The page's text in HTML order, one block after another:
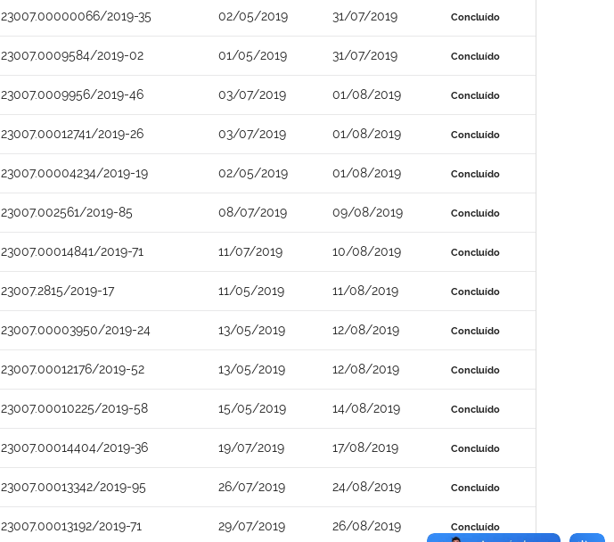
23007.00000066/2019-35 02/05/2019 31/07/2019 Concluído
23007.0009584/2019-02 01/05/2019 31/07/2019 Concluído
23007.0009956/2019-46 03/07/2019 01/08/2019 Concluído
23007.00012741/2019-26 03/07/2019 01/08/2019 Concluído
23007.00004234/2019-19 02/05/2019 01/08/2019 Concluído
23007.002561/2019-85 08/07/2019 09/08/2019 Concluído
23007.00014841/2019-71 11/07/2019 10/08/2019 Concluído
23007.2815/2019-17 11/05/2019 11/08/2019 Concluído
23007.00003950/2019-24 13/05/2019 12/08/2019 Concluído
23007.00012176/2019-52 13/05/2019 12/08/2019 Concluído
23007.00010225/2019-58 15/05/2019 14/08/2019 Concluído
23007.00014404/2019-36 19/07/2019 17/08/2019 Concluído
23007.00013342/2019-95 26/07/2019 24/08/2019 Concluído
23007.00013192/2019-71 29/07/2019 26/08/2019 Concluído